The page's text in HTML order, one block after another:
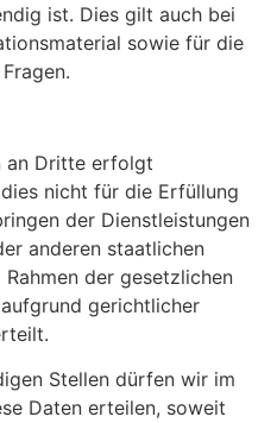
ist. Dies gilt auch bei
sowie für die
an Dritte erfolgt
nicht für die Erfüllung
der Dienstleistungen
anderen staatlichen
der gesetzlichen
gerichtlicher
Stellen dürfen wir im
Daten erteilen, soweit